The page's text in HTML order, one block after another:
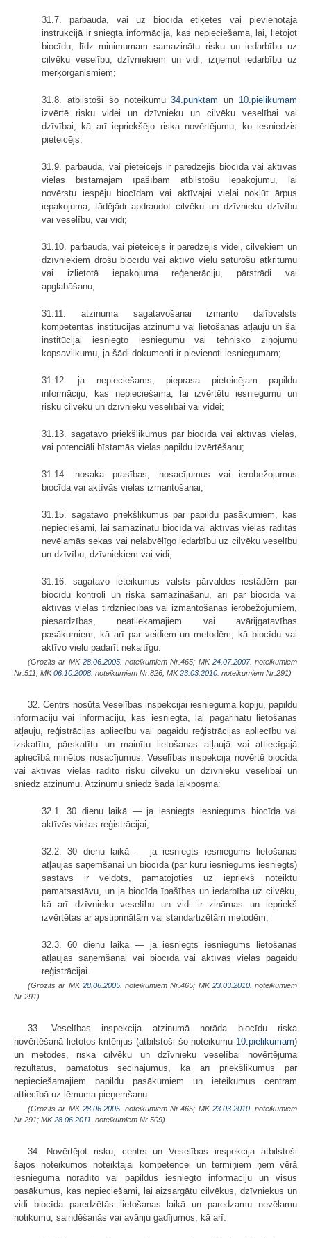
31.7. pārbauda, vai uz biocīda etiķetes vai pievienotajā
instrukcijā ir sniegta informācija, kas nepieciešama, lai, lietojot
biocīdu, līdz minimumam samazinātu risku un iedarbību uz
cilvēku veselību, dzīvniekiem un vidi, izņemot iedarbību uz
mērķorganismiem;
31.8. atbilstoši šo noteikumu34.punktam un 10.pielikumam
izvērtē risku videi un dzīvnieku un cilvēku veselībai vai
dzīvībai, kā arī iepriekšējo riska novērtējumu, ko iesniedzis
pieteicējs;
31.9. pārbauda, vai pieteicējs ir paredzējis biocīda vai aktīvās
vielas bīstamajām īpašībām atbilstošu iepakojumu, lai
novērstu iespēju biocīdam vai aktīvajai vielai nokļūt ārpus
iepakojuma, tādējādi apdraudot cilvēku un dzīvnieku dzīvību
vai veselību, vai vidi;
31.10. pārbauda, vai pieteicējs ir paredzējis videi, cilvē­kiem un
dzīvniekiem drošu biocīdu vai aktīvo vielu saturošu atkritumu
vai izlietotā iepakojuma reģenerāciju, pārstrādi vai
apglabāšanu;
31.11. atzinuma sagatavošanai izmanto dalībvalsts
kompetentās institūcijas atzinumu vai lietošanas atļauju un šai
institūcijai iesniegto iesniegumu vai tehnisko ziņojumu
kopsavilkumu, ja šādi dokumenti ir pievienoti iesniegumam;
31.12. ja nepieciešams, pieprasa pieteicējam papildu
informāciju, kas nepieciešama, lai izvērtētu iesniegumu un
risku cilvēku un dzīvnieku veselībai vai videi;
31.13. sagatavo priekšlikumus par biocīda vai aktīvās vielas,
vai potenciāli bīstamās vielas papildu izvērtēšanu;
31.14. nosaka prasības, nosacījumus vai ierobežojumus
biocīda vai aktīvās vielas izmantošanai;
31.15. sagatavo priekšlikumus par papildu pasākumiem, kas
nepieciešami, lai samazinātu biocīda vai aktīvās vielas radītās
nevēlamās sekas vai nelabvēlīgo iedarbību uz cilvēku veselību
un dzīvību, dzīvniekiem vai vidi;
31.16. sagatavo ieteikumus valsts pārvaldes iestādēm par
biocīdu kontroli un riska samazināšanu, arī par biocīda vai
aktīvās vielas tirdzniecības vai izmantošanas ierobežojumiem,
piesardzības, neatliekamajiem vai avārijgatavības
pasākumiem, kā arī par veidiem un metodēm, kā biocīdu vai
aktīvo vielu padarīt nekaitīgu.
(Grozīts ar MK 28.06.2005. noteikumiem Nr.465; MK 24.07.2007. noteikumiem
Nr.511; MK06.10.2008. noteikumiem Nr.826; MK23.03.2010. noteikumiem Nr.291)
32. Centrs nosūta Veselības inspekcijai iesnieguma kopiju, papildu
informāciju vai informāciju, kas iesniegta, lai pagarinātu lietošanas
atļauju, reģistrācijas apliecību vai pagaidu reģistrācijas apliecību vai
izskatītu, pārskatītu un mainītu lietošanas atļaujā vai attiecīgajā
apliecībā minētos nosacījumus. Veselības inspekcija novērtē biocīda
vai aktīvās vielas radīto risku cilvēku un dzīvnieku veselībai un
sniedz atzinumu. Atzinumu sniedz šādā laikposmā:
32.1. 30 dienu laikā — ja iesniegts iesniegums biocīda vai
aktīvās vielas reģistrācijai;
32.2. 30 dienu laikā — ja iesniegts iesniegums lietošanas
atļaujas saņemšanai un biocīda (par kuru iesniegums iesniegts)
sastāvs ir veidots, pamatojoties uz iepriekš noteiktu
pamatsastāvu, un ja biocīda īpašības un iedarbība uz cilvēku,
kā arī dzīvnieku veselību un vidi ir zināmas un iepriekš
izvērtētas ar apstiprinātām vai standartizētām metodēm;
32.3. 60 dienu laikā — ja iesniegts iesniegums lietošanas
atļaujas saņemšanai vai biocīda vai aktīvās vielas pagaidu
reģistrācijai.
(Grozīts ar MK 28.06.2005. noteikumiem Nr.465; MK 23.03.2010. noteikumiem
Nr.291)
33. Veselības inspekcija atzinumā norāda biocīdu riska
novērtēšanā lietotos kritērijus (atbilstoši šo noteikumu 10.pielikumam)
un metodes, riska cilvēku un dzīvnieku veselībai novērtējuma
rezultātus, pamatotus secinājumus, kā arī priekšlikumus par
nepieciešamajiem papildu pasākumiem un ieteikumus centram
attiecībā uz lēmuma pieņemšanu.
(Grozīts ar MK 28.06.2005. noteikumiem Nr.465; MK 23.03.2010. noteikumiem
Nr.291; MK28.06.2011. noteikumiem Nr.509)
34. Novērtējot risku, centrs un Veselības inspekcija atbilstoši
šajos noteikumos noteiktajai kompetencei un termiņiem ņem vērā
iesniegumā norādīto vai papildus iesniegto informāciju un visus
pasākumus, kas nepieciešami, lai aizsargātu cilvēkus, dzīvniekus un
vidi biocīda paredzētās lietošanas laikā un paredzamu nevēlamu
notikumu, saindēšanās vai avāriju gadījumos, kā arī: